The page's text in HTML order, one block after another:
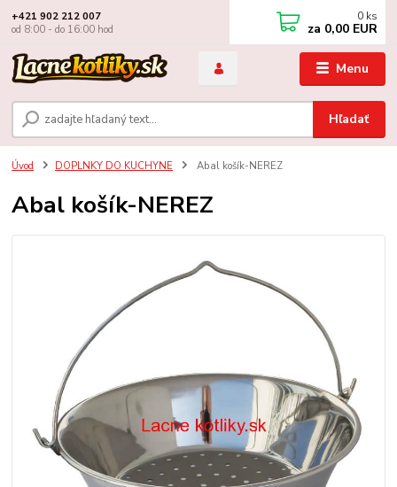
Menu
Hľadať
+421 902 212 007
od 8:00 - do 16:00 hod
0 ks
za 0,00 EUR
Úvod DOPLNKY DO KUCHYNE Abal košík-NEREZ
Abal košík-NEREZ